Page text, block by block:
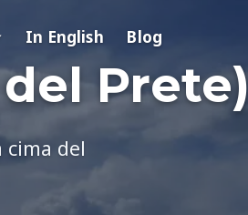
In English Blog
Prete)
cima del